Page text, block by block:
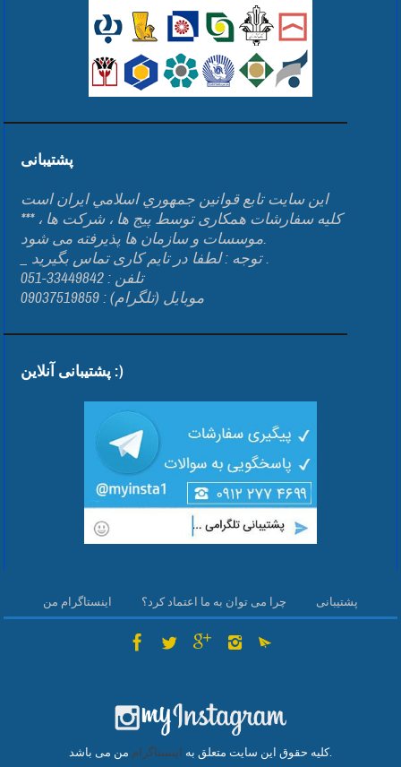
پشتیبانی
اين سايت تابع قوانين جمهوري اسلامي ايران است
*** کلیه سفارشات همکاری توسط پیج ها ، شرکت ها ،
موسسات و سازمان ها پذیرفته می شود.
_ توجه : لطفا در تایم کاری تماس بگیرید .
تلفن : 33449842-051
موبایل (تلگرام) : 09037519859
پشتیبانی آنلاین :)
اینستاگرام من چرا می توان به ما اعتماد کرد؟ پشتیبانی
کلیه حقوق این سایت متعلق به اینستاگرام من می باشد.